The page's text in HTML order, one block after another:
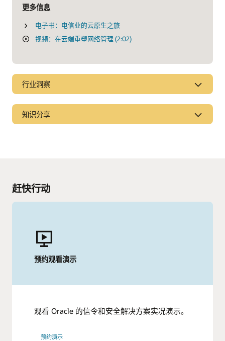
更多信息
电子书：电信业的云原生之旅
视频：在云端重塑网络管理 (2:02)
行业洞察
稳健、可靠、安全的 5G 核心部署蓝图
运营商应如何实现 5G 网络的可靠性、安全性和可观察性？适当
更多观点
ABI Research：利用真实触发器改善业务成效
分析报告：5G 时代的融合策略
知识分享
观看访谈视频
视频：5G 网络中的自动化 (4:33)
电子书：策略在 5G 生态系统中的关键作用
视频：Oracle vSTP 为 Telefónica 的连接解决方案提供支
赶快行动
预约观看演示
观看 Oracle 的信令和安全解决方案实况演示。
预约演示